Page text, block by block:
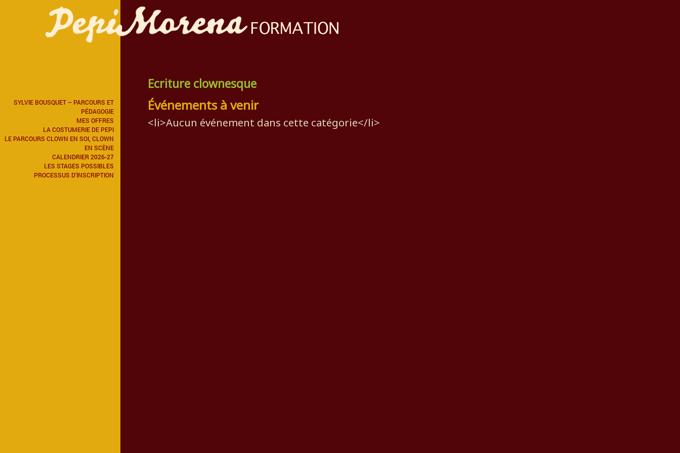
SYLVIE BOUSQUET – PARCOURS ET
PÉDAGOGIE
MES OFFRES
LA COSTUMERIE DE PEPI
LE PARCOURS CLOWN EN SOI, CLOWN
EN SCÈNE
CALENDRIER 2026-27
LES STAGES POSSIBLES
PROCESSUS D’INSCRIPTION
Ecriture clownesque
Événements à venir
<li>Aucun événement dans cette catégorie</li>